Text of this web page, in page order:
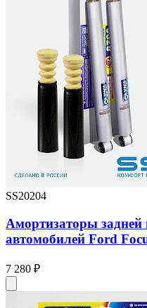
SS20204
Амортизаторы задней
автомобилей Ford
7 280 ₽